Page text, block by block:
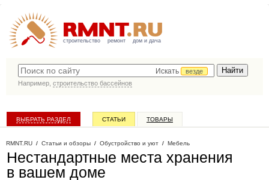
строительство ремонт дом и дача
Искать
везде
Например, строительство бассейнов
ВЫБРАТЬ РАЗДЕЛ СТАТЬИ ТОВАРЫ
RMNT.RU / Статьи и обзоры / Обустройство и уют / Мебель
Нестандартные места хранения
в вашем доме